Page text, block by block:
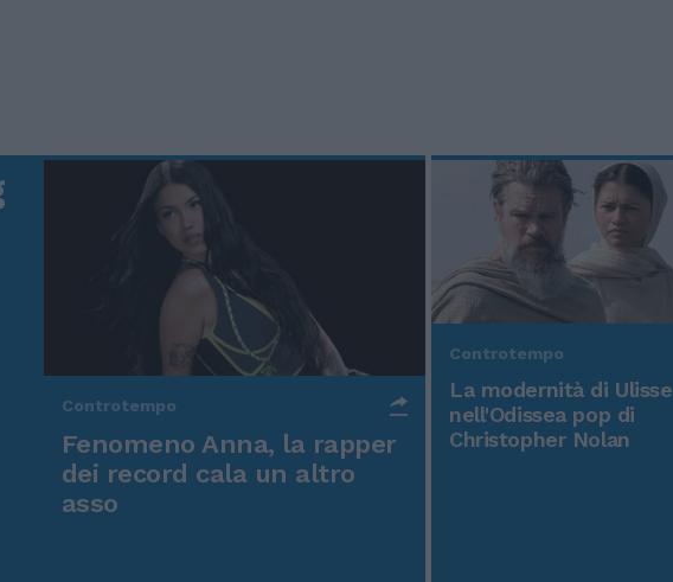
Controtempo
Fenomeno Anna, la rapper
dei record cala un altro
asso
Controtempo
La modernità di Ulisse
nell'Odissea pop di
Christopher Nolan